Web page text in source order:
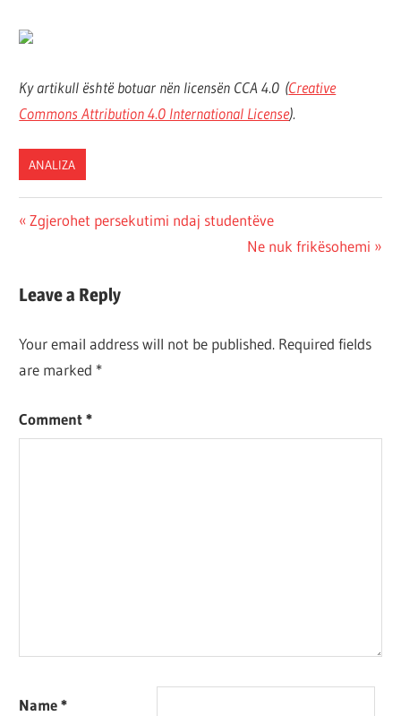
Ky artikull është botuar nën licensën CCA 4.0 (Creative
Commons Attribution 4.0 International License).
ANALIZA
Post
Previous
Zgjerohet persekutimi ndaj studentëve
Next
Ne nuk frikësohemi
Leave a Reply
Your email address will not be published. Required fields
are marked *
Comment*
Name*